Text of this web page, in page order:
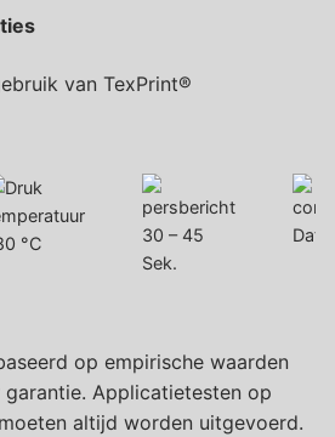
van TexPrint®
°C
30 – 45
Sek.
Dat.
op empirische waarden
Applicatietesten op
altijd worden uitgevoerd.